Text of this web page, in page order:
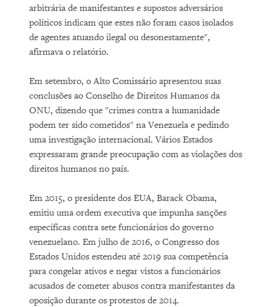
arbitrária de manifestantes e supostos adversários
políticos indicam que estes não foram casos isolados
de agentes atuando ilegal ou desonestamente",
afirmava o relatório.
Em setembro, o Alto Comissário apresentou suas
conclusões ao Conselho de Direitos Humanos da
ONU, dizendo que "crimes contra a humanidade
podem ter sido cometidos" na Venezuela e pedindo
uma investigação internacional. Vários Estados
expressaram grande preocupação com as violações dos
direitos humanos no país.
Em 2015, o presidente dos EUA, Barack Obama,
emitiu uma ordem executiva que impunha sanções
específicas contra sete funcionários do governo
venezuelano. Em julho de 2016, o Congresso dos
Estados Unidos estendeu até 2019 sua competência
para congelar ativos e negar vistos a funcionários
acusados ​​de cometer abusos contra manifestantes da
oposição durante os protestos de 2014.